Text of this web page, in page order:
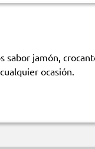
sabor jamón,
ocasión.